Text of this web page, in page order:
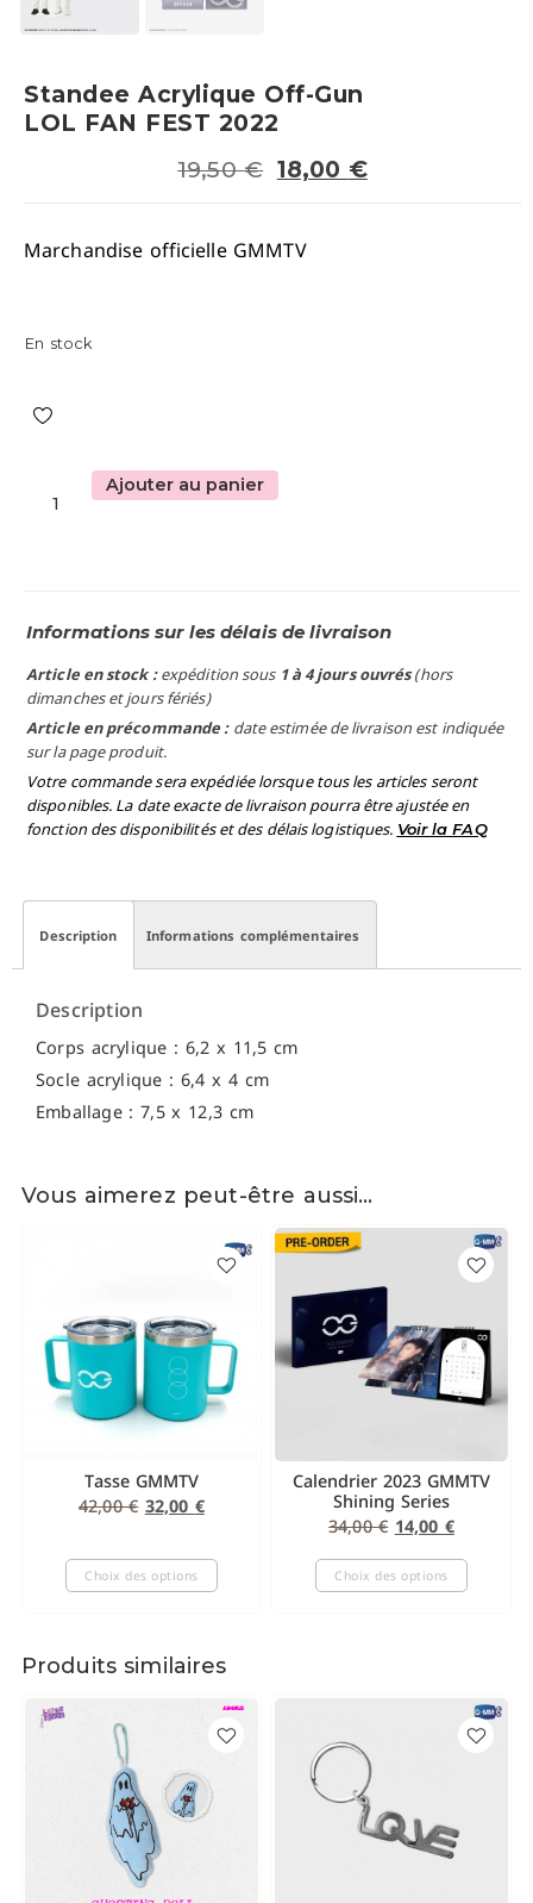
Standee Acrylique Off-Gun
LOL FAN FEST 2022
19,50€ 18,00 €
Marchandise officielle GMMTV
En stock
Ajouter au panier
Informations sur les délais de livraison
Article en stock :expédition sous 1 à 4 jours ouvrés(hors
dimanches et jours fériés)
Article en précommande : date estimée de livraison est indiquée
sur la page produit.
Votre commande sera expédiée lorsque tous les articles seront
disponibles. La date exacte de livraison pourra être ajustée en
fonction des disponibilités et des délais logistiques. Voir la FAQ
Description Informations complémentaires
Description
Corps acrylique : 6,2 x 11,5 cm
Socle acrylique : 6,4 x 4 cm
Emballage : 7,5 x 12,3 cm
Vous aimerez peut-être aussi…
Tasse GMMTV
42,00€ 32,00 €
Choix des options
Calendrier 2023 GMMTV
Shining Series
34,00€ 14,00 €
Choix des options
Produits similaires